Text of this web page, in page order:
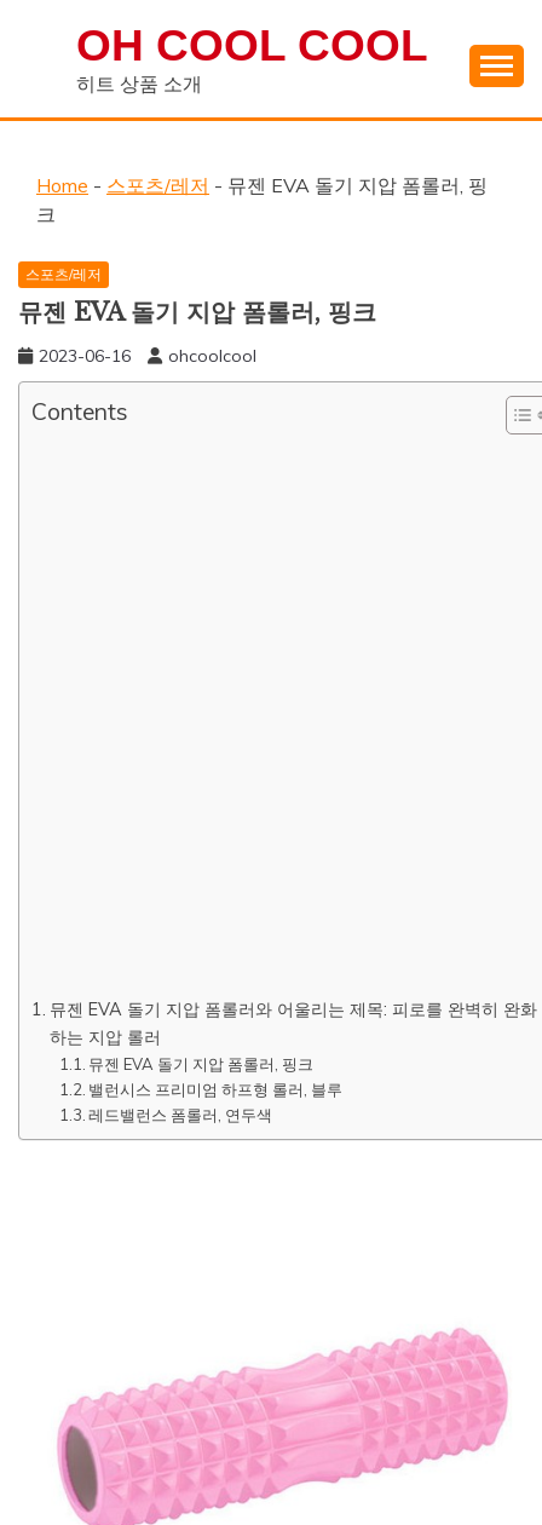
OH COOL COOL
히트 상품 소개
Home - 스포츠/레저 - 뮤젠 EVA 돌기 지압 폼롤러, 핑
크
스포츠/레저
뮤젠 EVA 돌기 지압 폼롤러, 핑크
2023-06-16 ohcoolcool
Contents
뮤젠 EVA 돌기 지압 폼롤러와 어울리는 제목: 피로를 완벽히 완화
하는 지압 롤러
뮤젠 EVA 돌기 지압 폼롤러, 핑크
밸런시스 프리미엄 하프형 롤러, 블루
레드밸런스 폼롤러, 연두색